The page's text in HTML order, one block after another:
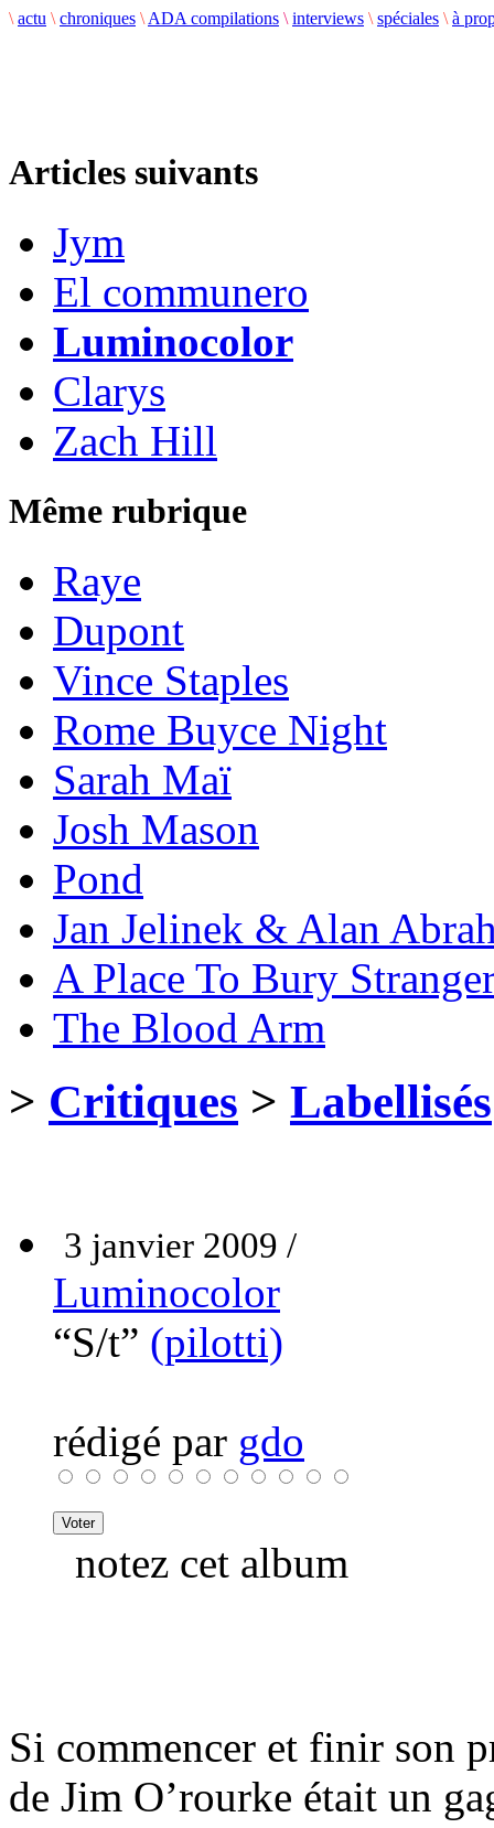
\ actu \ chroniques \ ADA compilations \ interviews \ spéciales \ à
Articles suivants
Jym
El communero
Luminocolor
Clarys
Zach Hill
Même rubrique
Raye
Dupont
Vince Staples
Rome Buyce Night
Sarah Maï
Josh Mason
Pond
Jan Jelinek & Alan
A Place To Bury
The Blood Arm
> Critiques > Labellisés
3 janvier 2009 /
Luminocolor
“S/t” (pilotti)
rédigé par gdo
notez cet album
Si commencer et finir son
de Jim O’rourke était un